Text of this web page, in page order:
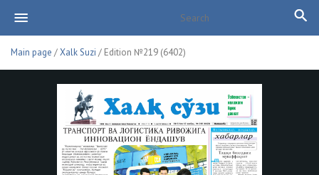
Main page /Xalk Suzi / Edition №219 (6402)